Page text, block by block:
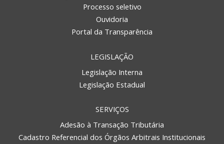
Processo seletivo
Ouvidoria
Portal da Transparência
LEGISLAÇÃO
Legislação Interna
Legislação Estadual
SERVIÇOS
Adesão à Transação Tributária
Cadastro Referencial dos Órgãos Arbitrais Institucionais